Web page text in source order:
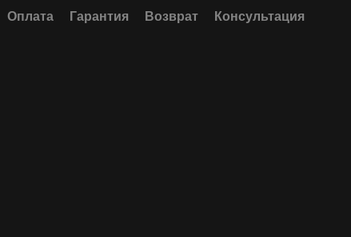
Оплата Гарантия Возврат Консультация